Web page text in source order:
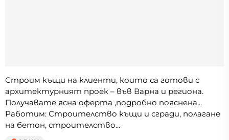
Строим къщи на клиенти, които са готови с
архитектурният проек – във Варна и региона.
Получавате ясна оферта ,подробно пояснена...
Работим: Строителство къщи и сгради, полагане
на бетон, строителство...